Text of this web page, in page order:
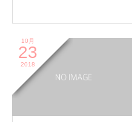
10月
23
2018